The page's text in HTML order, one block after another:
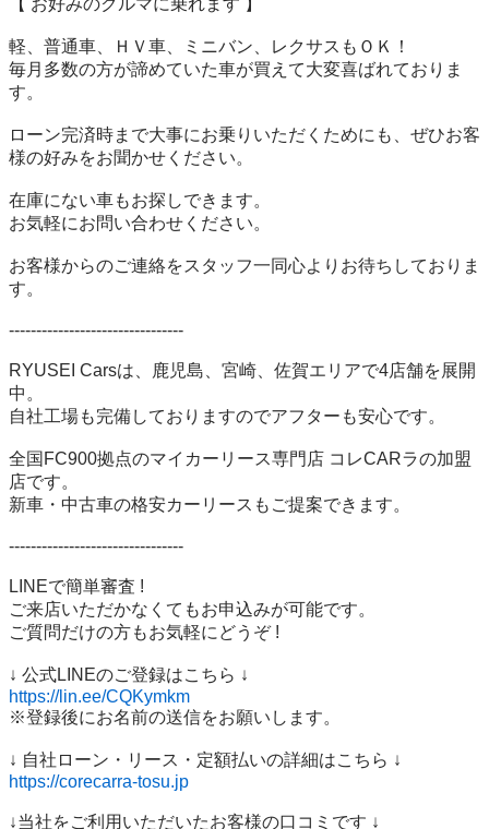
【 お好みのクルマに乗れます 】
軽、普通車、ＨＶ車、ミニバン、レクサスもＯＫ！
毎月多数の方が諦めていた車が買えて大変喜ばれておりま
す。
ローン完済時まで大事にお乗りいただくためにも、ぜひお客
様の好みをお聞かせください。
在庫にない車もお探しできます。
お気軽にお問い合わせください。
お客様からのご連絡をスタッフ一同心よりお待ちしておりま
す。
--------------------------------
RYUSEI Carsは、鹿児島、宮崎、佐賀エリアで4店舗を展開
中。
自社工場も完備しておりますのでアフターも安心です。
全国FC900拠点のマイカーリース専門店 コレCARラの加盟
店です。
新車・中古車の格安カーリースもご提案できます。
--------------------------------
LINEで簡単審査 !
ご来店いただかなくてもお申込みが可能です。
ご質問だけの方もお気軽にどうぞ !
https://lin.ee/CQKymkm
※登録後にお名前の送信をお願いします。
https://corecarra-tosu.jp